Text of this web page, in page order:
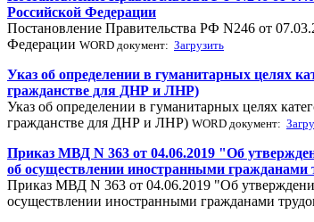
Российской Федерации
Постановление Правительства РФ N246 от
Федерации WORD документ: Загрузить
Указ об определении в гуманитарных целях
гражданстве для ДНР и ЛНР)
Указ об определении в гуманитарных целях
гражданстве для ДНР и ЛНР) WORD документ:
Приказ МВД N 363 от 04.06.2019 "Об
об осуществлении иностранными гражданами
Приказ МВД N 363 от 04.06.2019 "Об
осуществлении иностранными гражданами